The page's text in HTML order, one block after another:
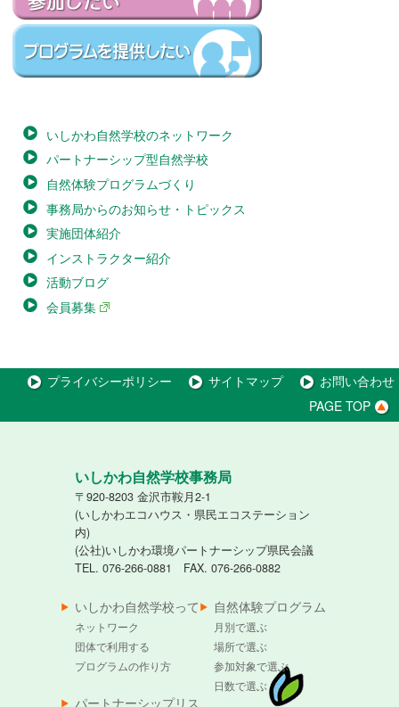
いしかわ自然学校のネットワーク
パートナーシップ型自然学校
自然体験プログラムづくり
事務局からのお知らせ・トピックス
実施団体紹介
インストラクター紹介
活動ブログ
会員募集
プライバシーポリシー サイトマップ
お問い合わせ
PAGE TOP
いしかわ自然学校事務局
〒920-8203 金沢市鞍月2-1
(いしかわエコハウス・県民エコステーション
内)
(公社)いしかわ環境パートナーシップ県民会議
TEL. 076-266-0881 FAX. 076-266-0882
いしかわ自然学校って
ネットワーク
団体で利用する
プログラムの作り方
自然体験プログラム
月別で選ぶ
場所で選ぶ
参加対象で選ぶ
日数で選ぶ
パートナーシップリス